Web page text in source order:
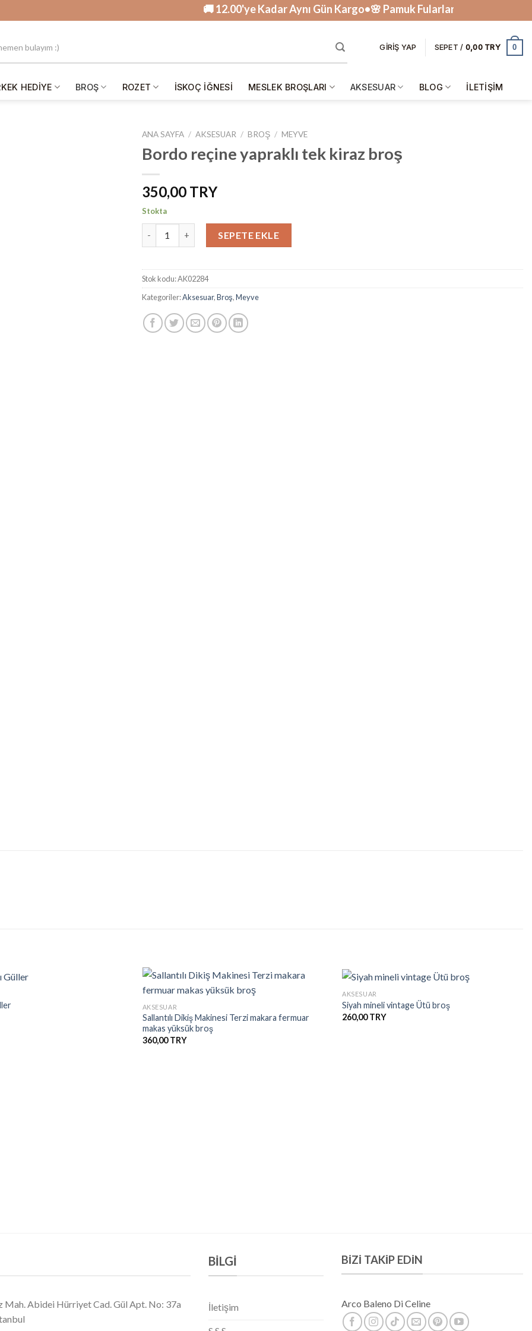
🚚 12.00'ye Kadar Aynı Gün Kargo•🌸 Pamuk Fularlar Tükenmek Üzere
GIRIŞ YAP SEPET / 0,00 0
HEDIYE BROŞ ROZET İSKOÇ IĞNESI MESLEK BROŞLARI AKSESUAR BLOG İLETIŞIM
ANA SAYFA / AKSESUAR / BROŞ / MEYVE
Bordo reçine yapraklı tek kiraz broş
350,00
Stokta
SEPETE EKLE
Stok kodu:AK02284
Kategoriler:Aksesuar,Broş,Meyve
İstek
AKSESUAR
Sallantılı Dikiş Makinesi Terzi makara fermuar
makas yüksük broş
360,00
+
AKSESUAR
Siyah mineli vintage Ütü broş
260,00
Mah. Abidei Hürriyet Cad. Gül Apt. No: 37a
BILGI
İletişim
BIZI TAKIP EDIN
Arco Baleno Di Celine